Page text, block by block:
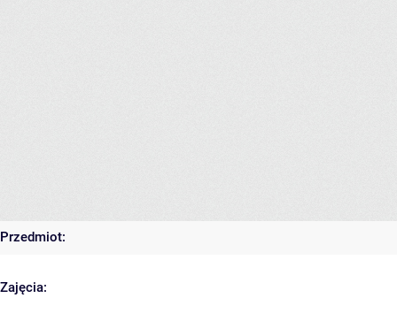
Przedmiot:
Zajęcia: